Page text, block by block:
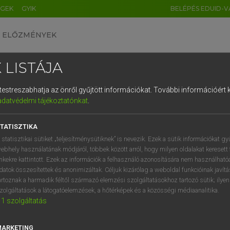
GYIK BELÉPÉS EDUID-
ELŐZMÉNYEK
szótár
VAN ELŐFIZETÉSED?
megtekintéséhez.
LISTÁJA
az önről gyűjtött információkat. További információért
tájékoztatónkat.
statisztikai sütiket „teljesítménysütiknek” is nevezik. Ezek a sütik információkat
használatának módjáról, többek között arról, hogy milyen oldalakat keresett
kattintott. Ezek az információk a felhasználó azonosítására nem
összesítettek és anonimizáltak. Céljuk kizárólag a weboldal funkcióinak
a harmadik féltől származó elemzési szolgáltatásokhoz tartozó sütik;
a látogatóelemzések, a hőtérképek és a közösségi médiaanalitika.
1 szolgáltatás
DE CN FR ES IT NL
1 2 3 4 5 6 7 8 9
q w e r t z u i
a s d f g h j k l é
í y x c v b n m , .